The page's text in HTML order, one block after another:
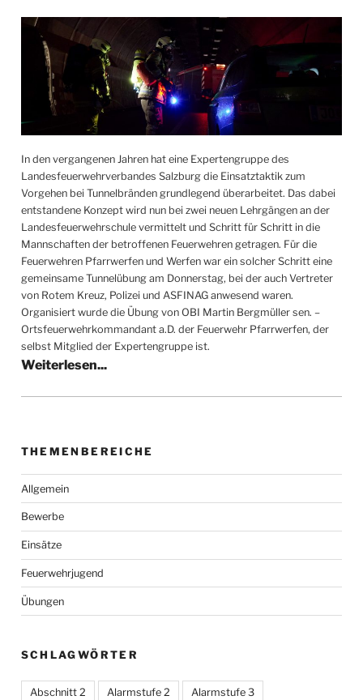
In den vergangenen Jahren hat eine Expertengruppe des
Landesfeuerwehrverbandes Salzburg die Einsatztaktik zum
Vorgehen bei Tunnelbränden grundlegend überarbeitet. Das dabei
entstandene Konzept wird nun bei zwei neuen Lehrgängen an der
Landesfeuerwehrschule vermittelt und Schritt für Schritt in die
Mannschaften der betroffenen Feuerwehren getragen. Für die
Feuerwehren Pfarrwerfen und Werfen war ein solcher Schritt eine
gemeinsame Tunnelübung am Donnerstag, bei der auch Vertreter
von Rotem Kreuz, Polizei und ASFINAG anwesend waren.
Organisiert wurde die Übung von OBI Martin Bergmüller sen. –
Ortsfeuerwehrkommandant a.D. der Feuerwehr Pfarrwerfen, der
selbst Mitglied der Expertengruppe ist.
THEMENBEREICHE
Allgemein
Bewerbe
Einsätze
Feuerwehrjugend
Übungen
SCHLAGWÖRTER
Abschnitt 2 Alarmstufe 2 Alarmstufe 3